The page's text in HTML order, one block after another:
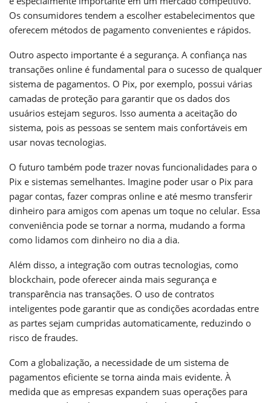
Os consumidores tendem a escolher estabelecimentos que
oferecem métodos de pagamento convenientes e rápidos.
Outro aspecto importante é a segurança. A confiança nas
transações online é fundamental para o sucesso de qualquer
sistema de pagamentos. O Pix, por exemplo, possui várias
camadas de proteção para garantir que os dados dos
usuários estejam seguros. Isso aumenta a aceitação do
sistema, pois as pessoas se sentem mais confortáveis em
usar novas tecnologias.
O futuro também pode trazer novas funcionalidades para o
Pix e sistemas semelhantes. Imagine poder usar o Pix para
pagar contas, fazer compras online e até mesmo transferir
dinheiro para amigos com apenas um toque no celular. Essa
conveniência pode se tornar a norma, mudando a forma
como lidamos com dinheiro no dia a dia.
Além disso, a integração com outras tecnologias, como
blockchain, pode oferecer ainda mais segurança e
transparência nas transações. O uso de contratos
inteligentes pode garantir que as condições acordadas entre
as partes sejam cumpridas automaticamente, reduzindo o
risco de fraudes.
Com a globalização, a necessidade de um sistema de
pagamentos eficiente se torna ainda mais evidente. À
medida que as empresas expandem suas operações para